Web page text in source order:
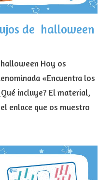
de halloween
Hoy os
«Encuentra los
incluye? El material,
enlace que os muestro